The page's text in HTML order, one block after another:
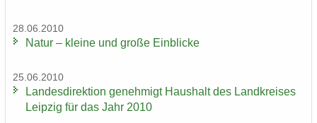
28.06.2010
Natur – klei­ne und große Ein­bli­cke
25.06.2010
Lan­des­di­rek­ti­on ge­neh­migt Haus­halt des Land­krei­ses
Leip­zig für das Jahr 2010